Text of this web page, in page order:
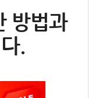
방법과
.